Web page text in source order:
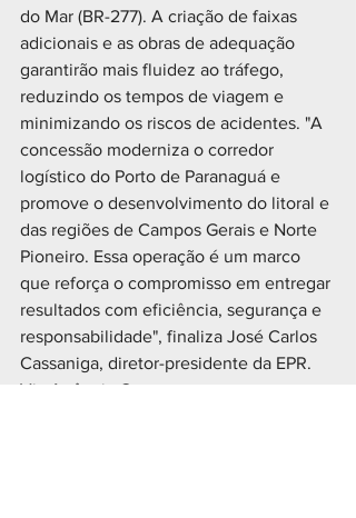
do Mar (BR-277). A criação de faixas
adicionais e as obras de adequação
garantirão mais fluidez ao tráfego,
reduzindo os tempos de viagem e
minimizando os riscos de acidentes. "A
concessão moderniza o corredor
logístico do Porto de Paranaguá e
promove o desenvolvimento do litoral e
das regiões de Campos Gerais e Norte
Pioneiro. Essa operação é um marco
que reforça o compromisso em entregar
resultados com eficiência, segurança e
responsabilidade", finaliza José Carlos
Cassaniga, diretor-presidente da EPR.
Via Agência Gov